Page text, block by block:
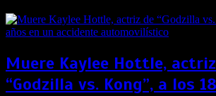
Muere Kaylee Hottle,
“Godzilla vs. Kong”, a los